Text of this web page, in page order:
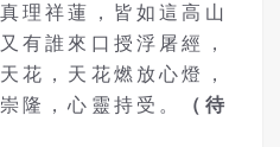
理祥蓮，皆如這高山
有誰來口授浮屠經，
花，天花燃放心燈，
隆，心靈持受。
（待